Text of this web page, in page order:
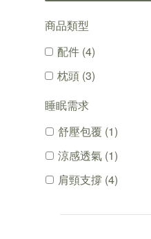
商品類型
配件 (4)
枕頭 (3)
睡眠需求
舒壓包覆 (1)
涼感透氣 (1)
肩頸支撐 (4)